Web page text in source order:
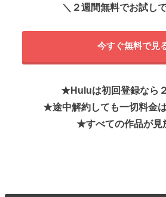
＼２週間無料でお試し
今すぐ無料で見
★Huluは初回登録なら
★途中解約しても一切料金
★すべての作品が見